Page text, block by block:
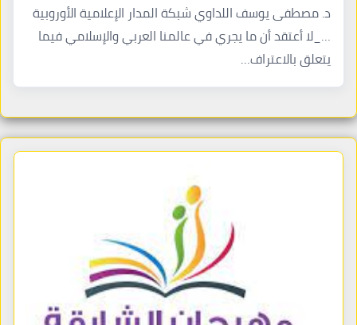
د. مصطفى يوسف اللداوي شبكة المدار الإعلامية الأوروبية
…_لا أعتقد أن ما يجري في عالمنا العربي والإسلامي فيما
يتعلق بالاعتراف…